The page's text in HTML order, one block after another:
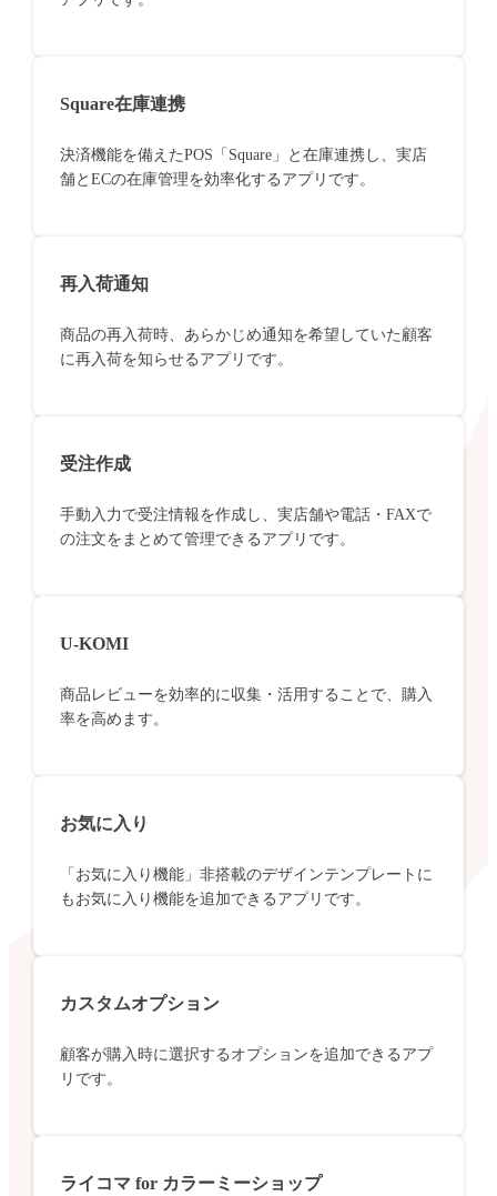
Square在庫連携
決済機能を備えたPOS「Square」と在庫連携し、実店
舗とECの在庫管理を効率化するアプリです。
再入荷通知
商品の再入荷時、あらかじめ通知を希望していた顧客
に再入荷を知らせるアプリです。
受注作成
手動入力で受注情報を作成し、実店舗や電話・FAXで
の注文をまとめて管理できるアプリです。
U-KOMI
商品レビューを効率的に収集・活用することで、購入
率を高めます。
お気に入り
「お気に入り機能」非搭載のデザインテンプレートに
もお気に入り機能を追加できるアプリです。
カスタムオプション
顧客が購入時に選択するオプションを追加できるアプ
リです。
ライコマ for カラーミーショップ